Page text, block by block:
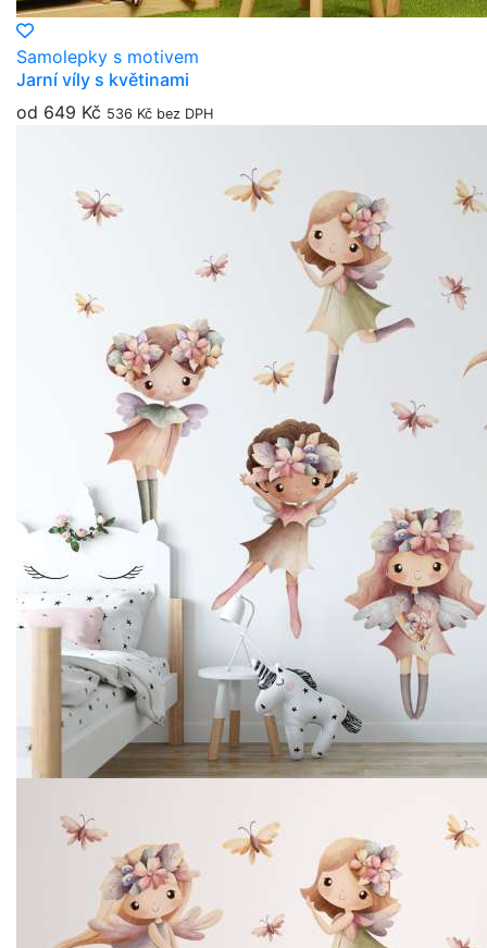
Samolepky s motivem
Jarní víly s květinami
od 649 Kč 536 Kč bez DPH